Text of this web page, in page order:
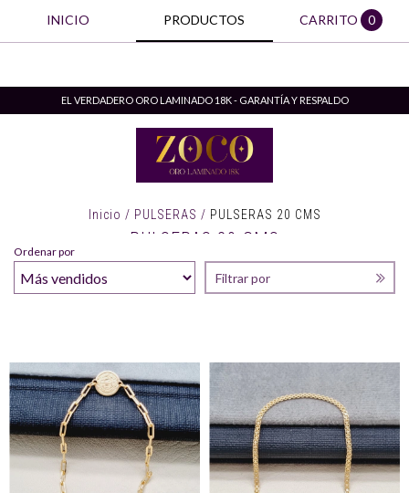
INICIO PRODUCTOS CARRITO 0
EL VERDADERO ORO LAMINADO 18K - GARANTÍA Y RESPALDO
Inicio / PULSERAS / PULSERAS 20 CMS
PULSERAS 20 CMS
Ordenar por
Filtrar por